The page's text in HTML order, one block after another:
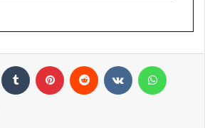
Linkedin Tumblr Pinterest Reddit
Imprimir